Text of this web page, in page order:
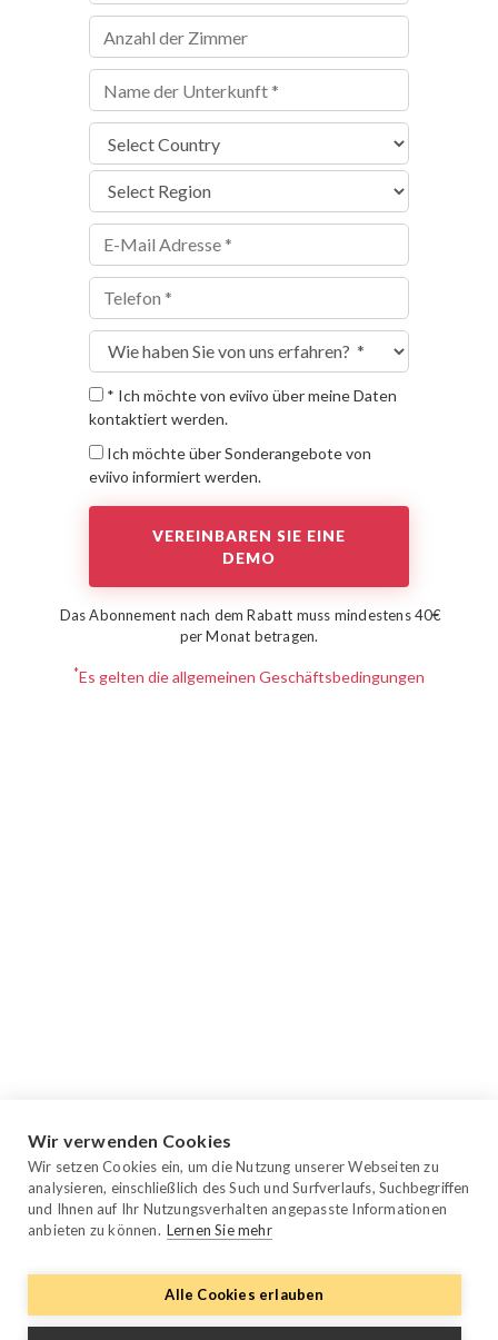
* Ich möchte von eviivo über meine Daten
kontaktiert werden.
Ich möchte über Sonderangebote von
eviivo informiert werden.
Das Abonnement nach dem Rabatt muss mindestens 40€
per Monat betragen.
*Es gelten die allgemeinen Geschäftsbedingungen
Wir verwenden Cookies
Wir setzen Cookies ein, um die Nutzung unserer Webseiten zu
analysieren, einschließlich des Such und Surfverlaufs, Suchbegriffen
und Ihnen auf Ihr Nutzungsverhalten angepasste Informationen
anbieten zu können. Lernen Sie mehr
Alle Cookies erlauben